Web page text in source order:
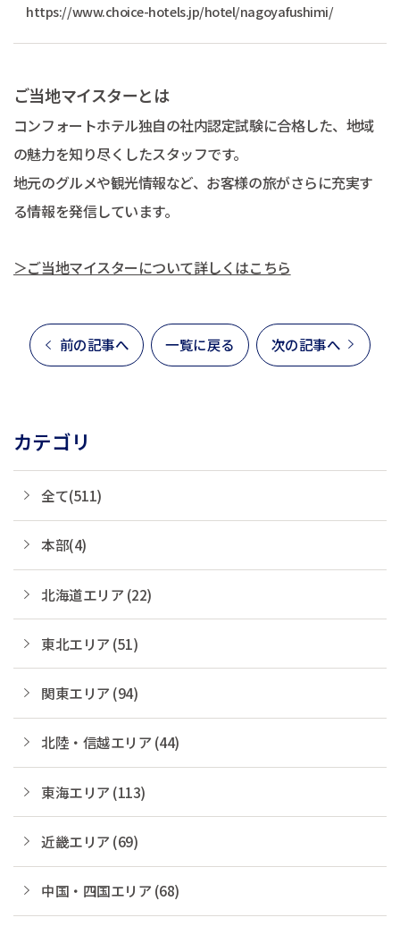
https://www.choice-hotels.jp/hotel/nagoyafushimi/
ご当地マイスターとは
コンフォートホテル独自の社内認定試験に合格した、地域
の魅力を知り尽くしたスタッフです。
地元のグルメや観光情報など、お客様の旅がさらに充実す
る情報を発信しています。
＞ご当地マイスターについて詳しくはこちら
前の記事へ 一覧に戻る 次の記事へ
カテゴリ
全て(511)
本部(4)
北海道エリア (22)
東北エリア (51)
関東エリア (94)
北陸・信越エリア (44)
東海エリア (113)
近畿エリア (69)
中国・四国エリア (68)